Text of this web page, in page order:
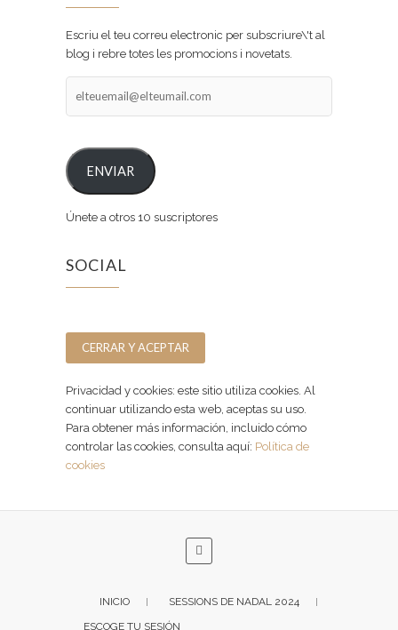
Escriu el teu correu electronic per subscriure\'t al
blog i rebre totes les promocions i novetats.
ENVIAR
Únete a otros 10 suscriptores
SOCIAL
Privacidad y cookies: este sitio utiliza cookies. Al
continuar utilizando esta web, aceptas su uso.
Para obtener más información, incluido cómo
controlar las cookies, consulta aquí: Política de
cookies
INICIO
SESSIONS DE NADAL 2024
ESCOGE TU SESIÓN